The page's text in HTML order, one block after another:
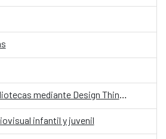
Innovación para bibliotecas mediante Design Thinking asistido por IA
infantil y juvenil